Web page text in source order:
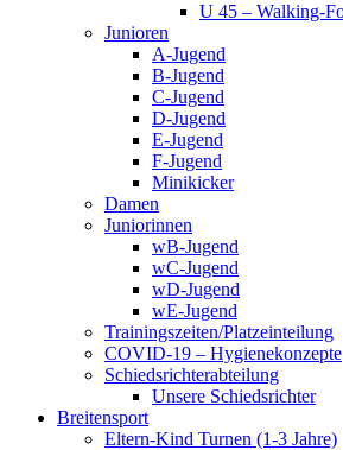
U 45 – Walking-
Junioren
A-Jugend
B-Jugend
C-Jugend
D-Jugend
E-Jugend
F-Jugend
Minikicker
Damen
Juniorinnen
wB-Jugend
wC-Jugend
wD-Jugend
wE-Jugend
Trainingszeiten/Platzeinteilung
COVID-19 – Hygienekonzepte
Schiedsrichterabteilung
Unsere Schiedsrichter
Breitensport
Eltern-Kind Turnen (1-3 Jahre)